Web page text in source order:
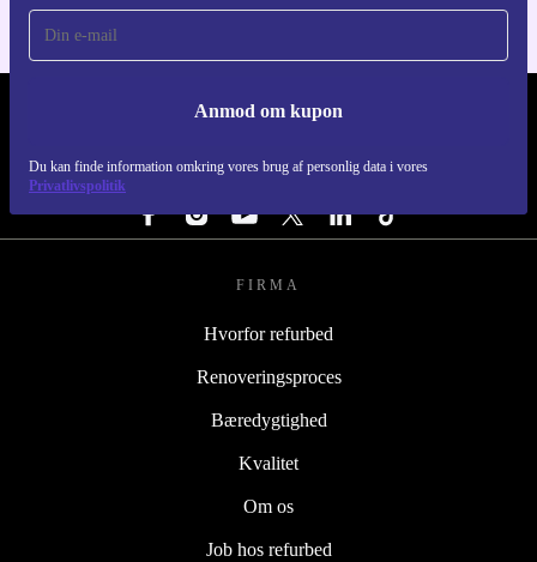
Anmod om kupon
Du kan finde information omkring vores brug af personlig data i vores
Privatlivspolitik
REFURBED DANMARK - RETHINK NEW.
FØLG OS
FIRMA
Hvorfor refurbed
Renoveringsproces
Bæredygtighed
Kvalitet
Om os
Job hos refurbed